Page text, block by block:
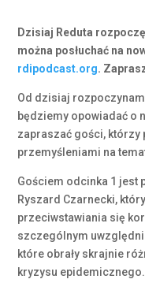
Dzisiaj Reduta
można posłuchać na
rdipodcast.org.
Od dzisiaj
będziemy opowiadać o
zapraszać gości, którzy
przemyśleniami na
Gościem odcinka 1 jest
Ryszard Czarnecki,
przeciwstawiania się
szczególnym
które obrały skrajnie
kryzysu epidemicznego.